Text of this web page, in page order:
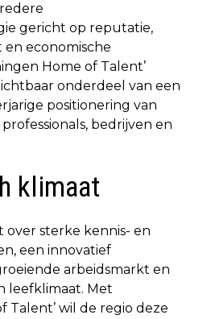
gericht op reputatie,
economische
Home of Talent’
onderdeel van een
positionering van
bedrijven en
klimaat
over sterke kennis- en
een innovatief
arbeidsmarkt en
leefklimaat. Met
Talent’ wil de regio deze